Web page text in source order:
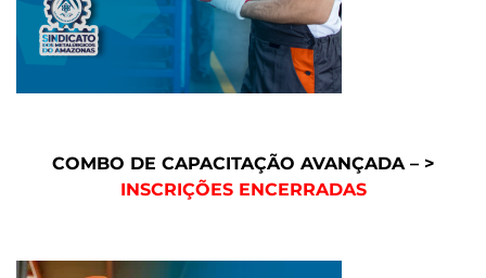
COMBO DE CAPACITAÇÃO AVANÇADA – >
INSCRIÇÕES ENCERRADAS